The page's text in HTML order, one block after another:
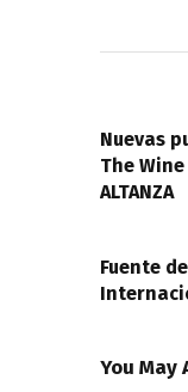
Nuevas
The Wine
ALTANZA
Fuente
You May